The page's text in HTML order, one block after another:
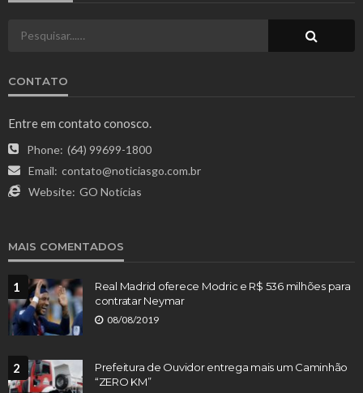
CONTATO
Entre em contato conosco.
Phone: (64) 99699-1800
Email: contato@noticiasgo.com.br
Website: GO Notícias
MAIS COMENTADOS
1
Real Madrid oferece Modric e R$ 536 milhões para
contratar Neymar
08/08/2019
2
Prefeitura de Ouvidor entrega mais um Caminhão
“ZERO KM”